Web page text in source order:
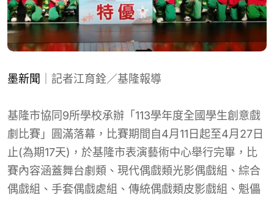
墨新聞 ｜記者江育銓／基隆報導
基隆市協同9所學校承辦「113學年度全國學生創意戲
劇比賽」圓滿落幕，比賽期間自4月11日起至4月27日
止(為期17天)，於基隆市表演藝術中心舉行完畢，比
賽內容涵蓋舞台劇類、現代偶戲類光影偶戲組、綜合
偶戲組、手套偶戲處組、傳統偶戲類皮影戲組、魁儡